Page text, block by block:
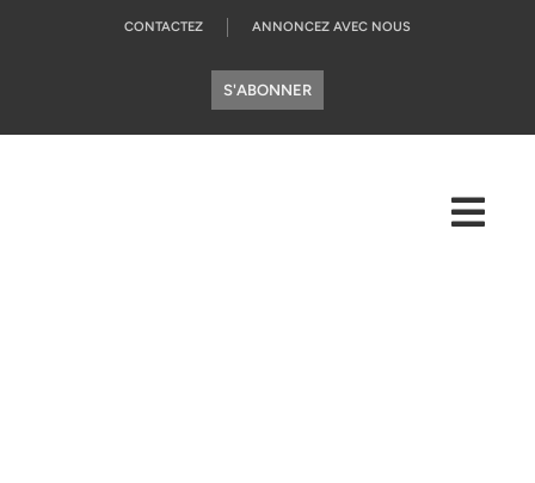
CONTACTEZ ANNONCEZ AVEC NOUS
S'ABONNER